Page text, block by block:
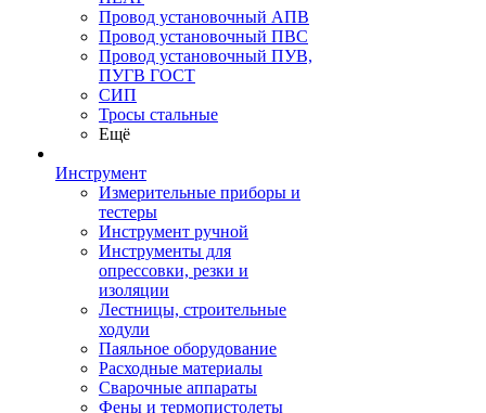
Провод установочный АПВ
Провод установочный ПВС
Провод установочный ПУВ,
ПУГВ ГОСТ
СИП
Тросы стальные
Ещё
Инструмент
Измерительные приборы и
тестеры
Инструмент ручной
Инструменты для
опрессовки, резки и
изоляции
Лестницы, строительные
ходули
Паяльное оборудование
Расходные материалы
Сварочные аппараты
Фены и термопистолеты